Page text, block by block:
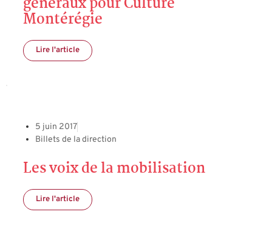
Montérégie
Lire l'article
5 juin 2017
Billets de la direction
Les voix de la mobilisation
Lire l'article